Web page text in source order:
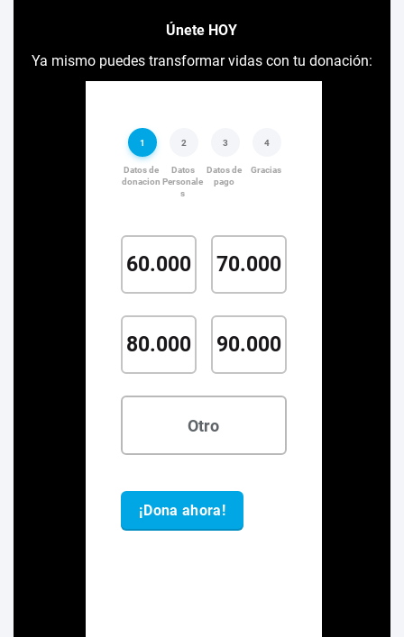
Únete HOY
Ya mismo puedes transformar vidas con tu donación: